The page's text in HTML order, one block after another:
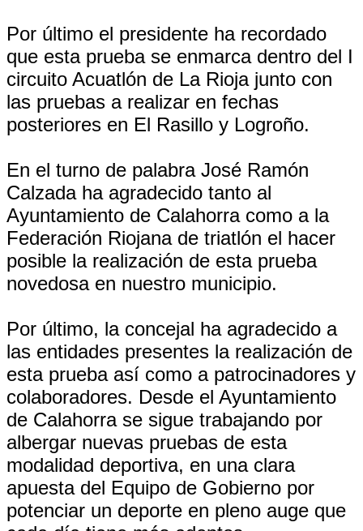
Por último el presidente ha recordado
que esta prueba se enmarca dentro del I
circuito Acuatlón de La Rioja junto con
las pruebas a realizar en fechas
posteriores en El Rasillo y Logroño.
En el turno de palabra José Ramón
Calzada ha agradecido tanto al
Ayuntamiento de Calahorra como a la
Federación Riojana de triatlón el hacer
posible la realización de esta prueba
novedosa en nuestro municipio.
Por último, la concejal ha agradecido a
las entidades presentes la realización de
esta prueba así como a patrocinadores y
colaboradores. Desde el Ayuntamiento
de Calahorra se sigue trabajando por
albergar nuevas pruebas de esta
modalidad deportiva, en una clara
apuesta del Equipo de Gobierno por
potenciar un deporte en pleno auge que